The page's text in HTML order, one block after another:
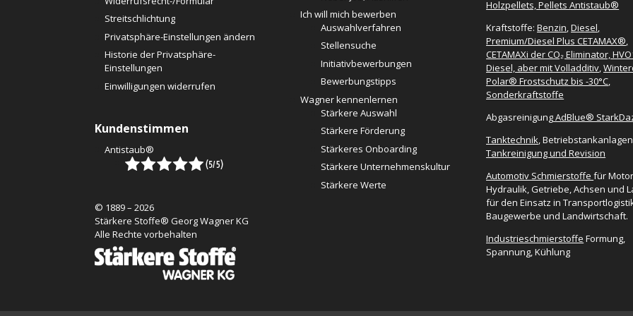
Streitschlichtung
Privatsphäre-Einstellungen ändern
Historie der Privatsphäre-
Einstellungen
Einwilligungen widerrufen
Kundenstimmen
Antistaub®
© 1889 – 2026
Stärkere Stoffe® Georg Wagner KG
Alle Rechte vorbehalten
Ich will mich bewerben
Auswahlverfahren
Stellensuche
Initiativbewerbungen
Bewerbungstipps
Wagner kennenlernen
Stärkere Auswahl
Stärkere Förderung
Stärkeres Onboarding
Stärkere Unternehmenskultur
Stärkere Werte
Holzpellets, Pellets Antistaub®
Kraftstoffe:Benzin,Diesel,
Premium/Diesel Plus CETAMAX®,
CETAMAXi der CO₂ Eliminator,
Diesel, aber mit Volladditiv,
Polar® Frostschutz bis -30°C,
Sonderkraftstoffe
AbgasreinigungAdBlue®
Tanktechnik,
Tankreinigung und Revision
Automotiv Schmierstoffefür
Hydraulik, Getriebe, Achsen und
für den Einsatz in
Baugewerbe und Landwirtschaft.
Industrieschmierstoffe Formung,
Spannung, Kühlung